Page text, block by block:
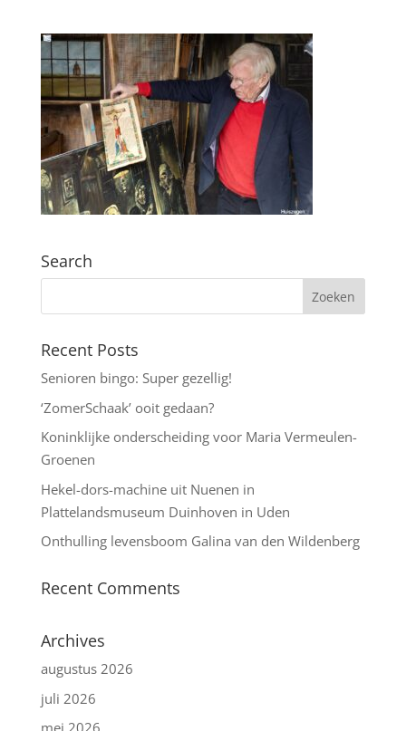
Search
Recent Posts
Senioren bingo: Super gezellig!
‘ZomerSchaak’ ooit gedaan?
Koninklijke onderscheiding voor Maria Vermeulen-
Groenen
Hekel-dors-machine uit Nuenen in
Plattelandsmuseum Duinhoven in Uden
Onthulling levensboom Galina van den Wildenberg
Recent Comments
Archives
augustus 2026
juli 2026